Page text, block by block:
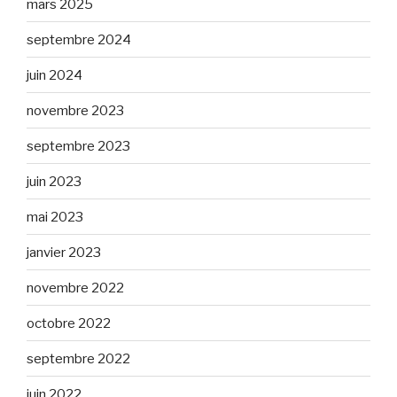
mars 2025
septembre 2024
juin 2024
novembre 2023
septembre 2023
juin 2023
mai 2023
janvier 2023
novembre 2022
octobre 2022
septembre 2022